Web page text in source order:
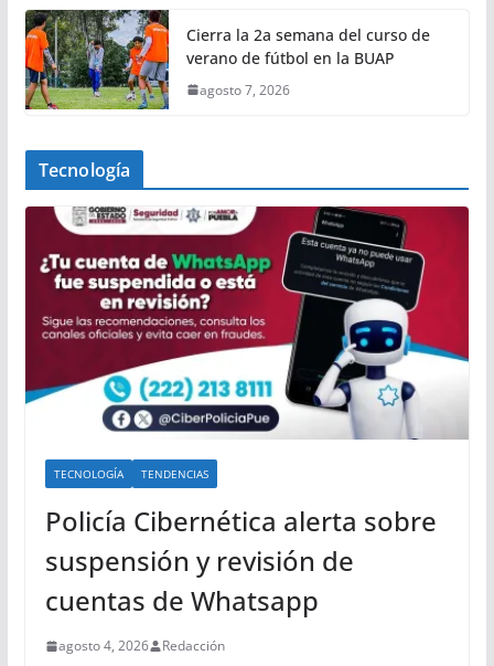
Cierra la 2a semana del curso de
verano de fútbol en la BUAP
agosto 7, 2026
Tecnología
TECNOLOGÍA TENDENCIAS
Policía Cibernética alerta sobre
suspensión y revisión de
cuentas de Whatsapp
agosto 4, 2026 Redacción